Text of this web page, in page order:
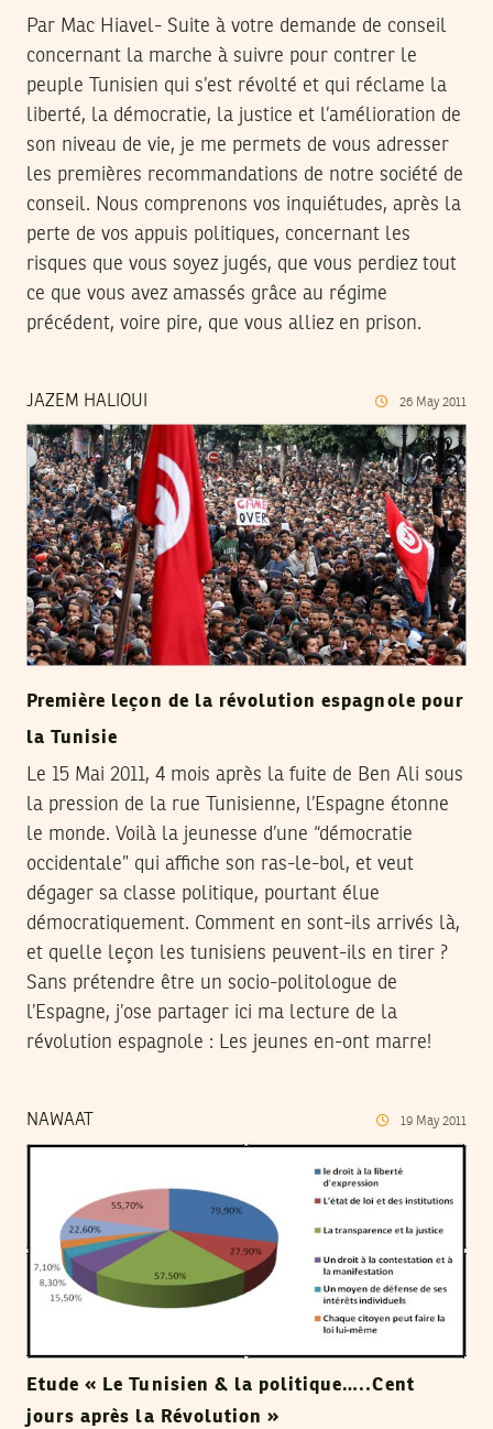
Par Mac Hiavel- Suite à votre demande de conseil
concernant la marche à suivre pour contrer le
peuple Tunisien qui s’est révolté et qui réclame la
liberté, la démocratie, la justice et l’amélioration de
son niveau de vie, je me permets de vous adresser
les premières recommandations de notre société de
conseil. Nous comprenons vos inquiétudes, après la
perte de vos appuis politiques, concernant les
risques que vous soyez jugés, que vous perdiez tout
ce que vous avez amassés grâce au régime
précédent, voire pire, que vous alliez en prison.
JAZEM HALIOUI 26 May 2011
Première leçon de la révolution espagnole pour
la Tunisie
Le 15 Mai 2011, 4 mois après la fuite de Ben Ali sous
la pression de la rue Tunisienne, l’Espagne étonne
le monde. Voilà la jeunesse d’une “démocratie
occidentale” qui affiche son ras-le-bol, et veut
dégager sa classe politique, pourtant élue
démocratiquement. Comment en sont-ils arrivés là,
et quelle leçon les tunisiens peuvent-ils en tirer ?
Sans prétendre être un socio-politologue de
l’Espagne, j’ose partager ici ma lecture de la
révolution espagnole : Les jeunes en-ont marre!
NAWAAT 19 May 2011
Etude « Le Tunisien & la politique…..Cent
jours après la Révolution »